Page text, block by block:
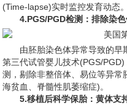
(Time-lapse)实时监控发育动态。
4.PGS/PGD检测：排除染
由胚胎染色体异常导致的早
第三代试管婴儿技术(PGS/
测，剔除非整倍体、易位等异常
海贫血、脊髓性肌萎缩症)。
5.移植后科学保胎：黄体支